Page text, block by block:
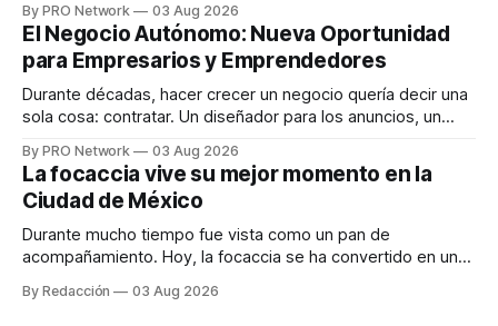
INTERIUS, el problema suele estar en otro lugar. Durante
una entrevista para el podcast SER PRO, el especialista en
marketing digital explicó que
By PRO Network 03 Aug 2026
El Negocio Autónomo: Nueva Oportunidad
para Empresarios y Emprendedores
Durante décadas, hacer crecer un negocio quería decir una
sola cosa: contratar. Un diseñador para los anuncios, un
para los textos, alguien que supiera de publicidad digital
para encontrar prospectos, un vendedor para atender
llamadas y mensajes, y —con suerte— una persona
By PRO Network 03 Aug 2026
La focaccia vive su mejor momento en la
Ciudad de México
Durante mucho tiempo fue vista como un pan de
acompañamiento. Hoy, la focaccia se ha convertido en uno
artesanal, ingredientes de calidad y experiencias que
By Redacción 03 Aug 2026